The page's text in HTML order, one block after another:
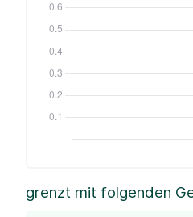
grenzt mit folgenden